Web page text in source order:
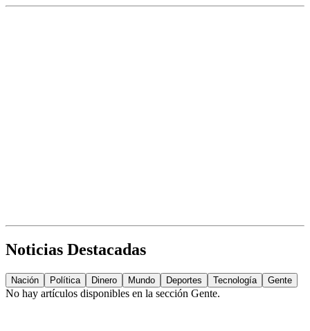
Noticias Destacadas
Nación Política Dinero Mundo Deportes Tecnología Gente
No hay artículos disponibles en la sección Gente.